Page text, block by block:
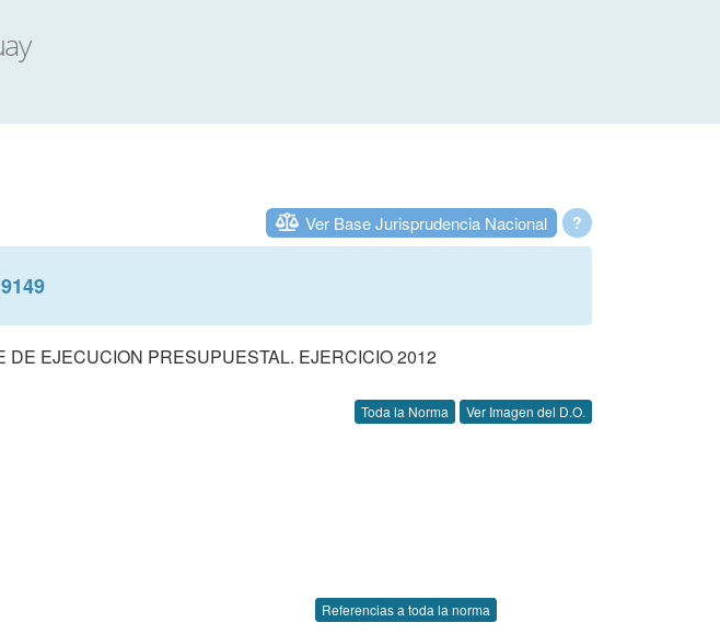
?
Ver Base Jurisprudencia Nacional
EJECUCION PRESUPUESTAL. EJERCICIO 2012
Toda la Norma Ver Imagen del D.O.
Referencias a toda la norma